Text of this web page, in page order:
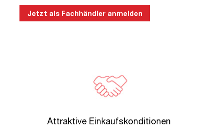
Jetzt als Fachhändler anmelden
Attraktive Einkaufskonditionen